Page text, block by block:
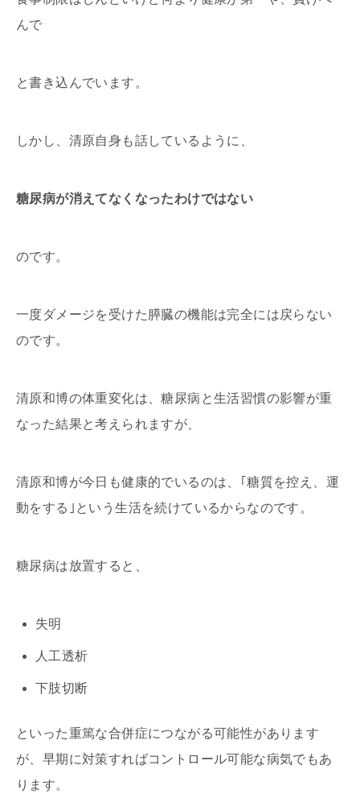
んで
と書き込んでいます。
しかし、清原自身も話しているように、
糖尿病が消えてなくなったわけではない
のです。
一度ダメージを受けた膵臓の機能は完全には戻らない
のです。
清原和博の体重変化は、糖尿病と生活習慣の影響が重
なった結果と考えられますが、
清原和博が今日も健康的でいるのは、｢糖質を控え、運
動をする｣という生活を続けているからなのです。
糖尿病は放置すると、
失明
人工透析
下肢切断
といった重篤な合併症につながる可能性があります
が、早期に対策すればコントロール可能な病気でもあ
ります。